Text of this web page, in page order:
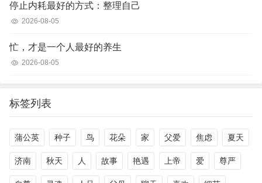
停止内耗最好的方式：整理自己
2026-08-05
忙，才是一个人最好的养生
2026-08-05
标签列表
蒲公英 种子 鸟 花朵 家 父爱 焦虑 夏天
济南 秋天 人 故事 艳遇 上帝 爱 尊严